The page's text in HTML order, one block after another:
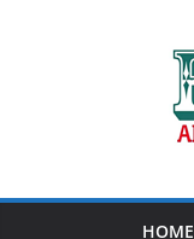
HOME